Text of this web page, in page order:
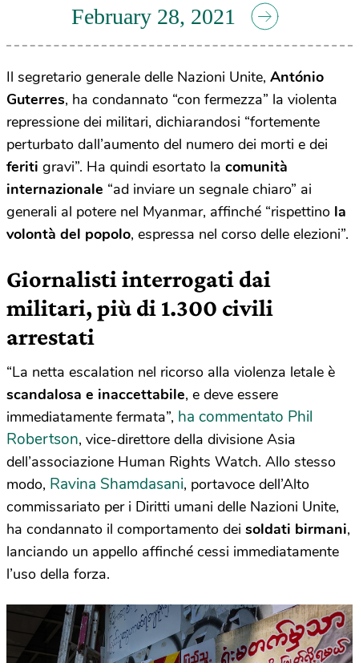
February 28, 2021
Il segretario generale delle Nazioni Unite, António
Guterres, ha condannato “con fermezza” la violenta
repressione dei militari, dichiarandosi “fortemente
perturbato dall’aumento del numero dei morti e dei
feriti gravi”. Ha quindi esortato la comunità
internazionale “ad inviare un segnale chiaro” ai
generali al potere nel Myanmar, affinché “rispettino la
volontà del popolo, espressa nel corso delle elezioni”.
Giornalisti interrogati dai
militari, più di 1.300 civili
arrestati
“La netta escalation nel ricorso alla violenza letale è
scandalosa e inaccettabile, e deve essere
immediatamente fermata”, ha commentato Phil
Robertson, vice-direttore della divisione Asia
dell’associazione Human Rights Watch. Allo stesso
modo, Ravina Shamdasani, portavoce dell’Alto
commissariato per i Diritti umani delle Nazioni Unite,
ha condannato il comportamento dei soldati birmani,
lanciando un appello affinché cessi immediatamente
l’uso della forza.